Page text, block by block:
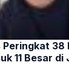
38
11 Besar di